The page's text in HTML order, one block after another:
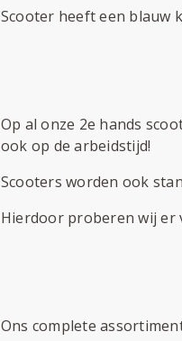
Scooter heeft een blauw
Op al onze 2e hands
ook op de arbeidstijd!
Scooters worden ook
Hierdoor proberen wij er
Ons complete